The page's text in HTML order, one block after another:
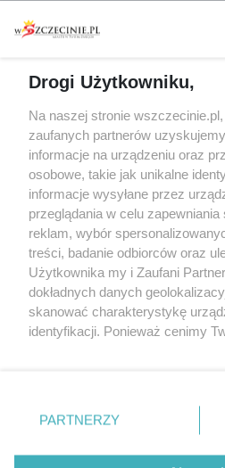
Spacery i oprowadzania
targi
Wernisaże
Więcej
Partnerzy
Praca Szczecin
© 2026
Drogi Użytkowniku,
Na naszej stronie
zaufanych partnerów
informacje na urządzeniu oraz
osobowe, takie jak unikalne
informacje wysyłane przez
przeglądania w celu
reklam, wybór
treści, badanie odbiorców oraz
Użytkownika my i Zaufani
dokładnych danych
skanować charakterystykę
identyfikacji. Ponieważ cenimy
prywatności znajdujący się w
. Niektóre rodzaje
PARTNERZY